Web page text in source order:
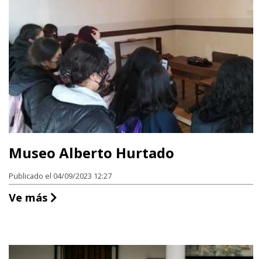
Museo Alberto Hurtado
Publicado el 04/09/2023 12:27
Ve más Museo Alberto Hurtado